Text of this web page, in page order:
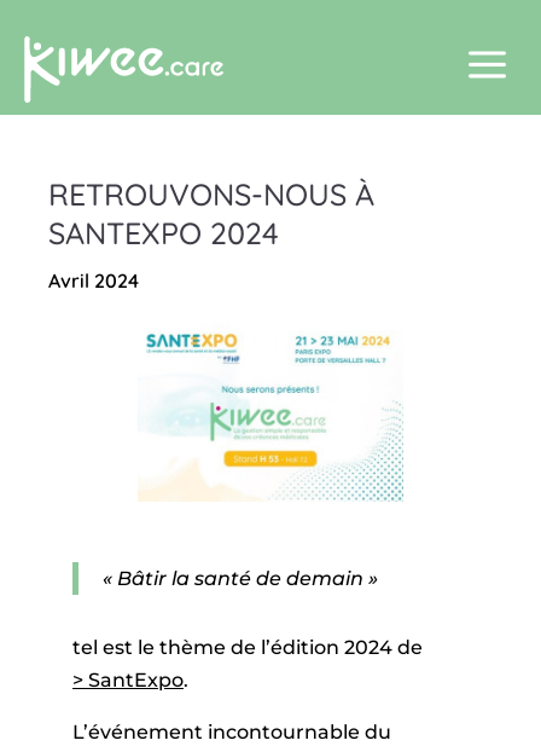
a
RETROUVONS-NOUS À
SANTEXPO 2024
avril 2024
« Bâtir la santé de demain »
tel est le thème de l’édition 2024 de
> SantExpo.
L’événement incontournable du